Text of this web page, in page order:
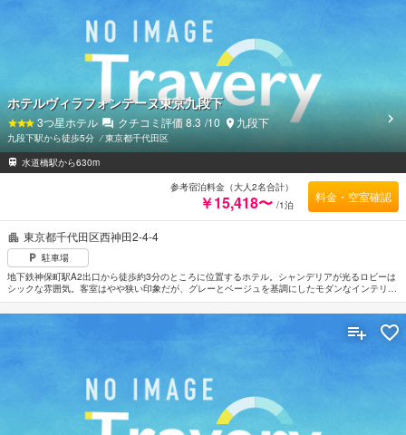
東京都千代田区西神田2-4-4
駐車場
地下鉄神保町駅A2出口から徒歩約3分のところに位置するホテル。シャンデリアが光るロビーは
シックな雰囲気。客室はやや狭い印象だが、グレーとベージュを基調にしたモダンなインテリア
で機能的にまとめられている。イオンスチーマーがセットされたレディースルームも用意されて
いる。地下鉄九段下駅5番出口、JR水道橋駅西口からいずれも徒歩約8分。羽田空港から電車で
ホテルヴィラフォンテーヌ東京九段下
3つ星ホテル クチコミ評価 8.3 /10 九段下
九段下駅から徒歩5分 ⁄東京都千代田区
水道橋駅から630m
参考宿泊料金（大人2名合計）
￥15,418〜 /1泊
料金・空室確認